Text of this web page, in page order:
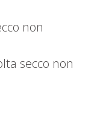
non
secco non